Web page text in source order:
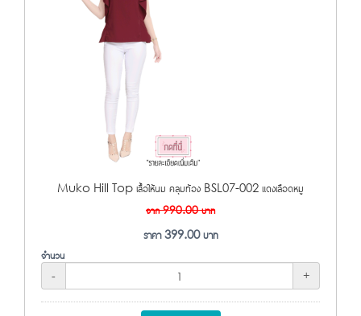
Muko Hill Top เสื้อให้นม คลุมท้อง BSL07-002 แดงเลือดหมู
จาก990.00บาท
ราคา399.00บาท
จำนวน
-
+